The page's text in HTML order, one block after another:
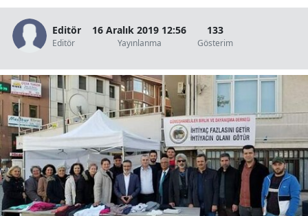
Çanakkale
Çankırı
Denizli
Diyarbakır
Edirne
Elazığ
Erzincan
Editör
Editör
16 Aralık 2019 12:56
Yayınlanma
133
Gösterim